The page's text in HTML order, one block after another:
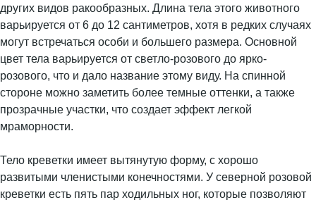
других видов ракообразных. Длина тела этого животного
варьируется от 6 до 12 сантиметров, хотя в редких случаях
могут встречаться особи и большего размера. Основной
цвет тела варьируется от светло-розового до ярко-
розового, что и дало название этому виду. На спинной
стороне можно заметить более темные оттенки, а также
прозрачные участки, что создает эффект легкой
мраморности.
Тело креветки имеет вытянутую форму, с хорошо
развитыми членистыми конечностями. У северной розовой
креветки есть пять пар ходильных ног, которые позволяют